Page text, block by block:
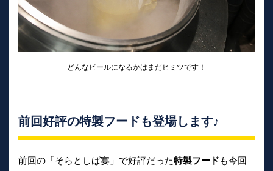
どんなビールになるかはまだヒミツです！
前回好評の特製フードも登場します♪
前回の「そらとしば宴」で好評だった特製フードも今回